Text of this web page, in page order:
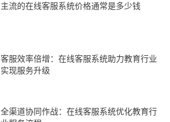
主流的在线客服系统价格通常是多少钱
客服效率倍增：在线客服系统助力教育行业
实现服务升级
全渠道协同作战：在线客服系统优化教育行